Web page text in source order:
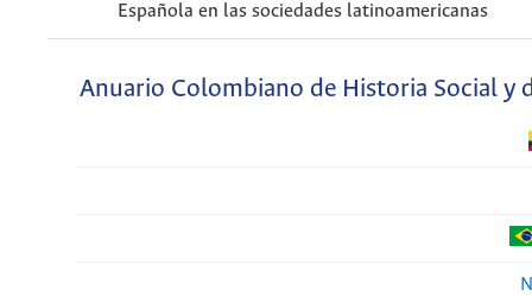
Española en las sociedades latinoamericanas
Anuario Colombiano de Historia Social y